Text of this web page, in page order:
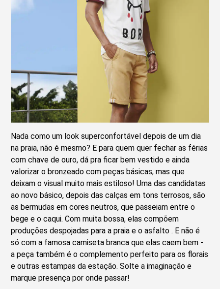
Nada como um look superconfortável depois de um dia
na praia, não é mesmo? E para quem quer fechar as férias
com chave de ouro, dá pra ficar bem vestido e ainda
valorizar o bronzeado com peças básicas, mas que
deixam o visual muito mais estiloso! Uma das candidatas
ao novo básico, depois das calças em tons terrosos, são
as bermudas em cores neutros, que passeiam entre o
bege e o caqui. Com muita bossa, elas compõem
produções despojadas para a praia e o asfalto . E não é
só com a famosa camiseta branca que elas caem bem -
a peça também é o complemento perfeito para os florais
e outras estampas da estação. Solte a imaginação e
marque presença por onde passar!